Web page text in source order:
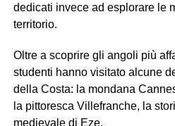
dedicati invece ad esplorare le
territorio.
Oltre a scoprire gli angoli più
studenti hanno visitato alcune
della Costa: la mondana
la pittoresca Villefranche, la
medievale di Eze.